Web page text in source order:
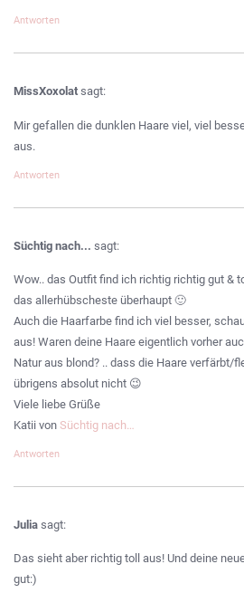
Antworten
MissXoxolat sagt:
Mir gefallen die dunklen Haare viel, viel
aus.
Antworten
Süchtig nach... sagt:
Wow.. das Outfit find ich richtig richtig gut &
das allerhübscheste überhaupt 🙂
Auch die Haarfarbe find ich viel besser,
aus! Waren deine Haare eigentlich vorher
Natur aus blond? .. dass die Haare verfärbt/
übrigens absolut nicht 😉
Viele liebe Grüße
Katii von Süchtig nach…
Antworten
Julia sagt:
Das sieht aber richtig toll aus! Und deine
gut:)